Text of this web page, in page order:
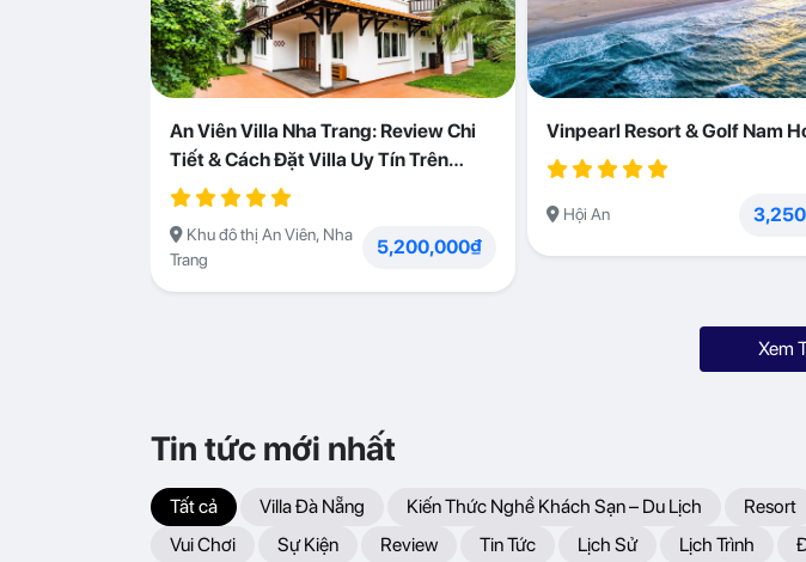
An Viên Villa Nha Trang: Review Chi
Tiết & Cách Đặt Villa Uy Tín Trên
Abogo
Khu đô thị An Viên, Nha
Trang
5,200,000₫
Vinpearl Resort & Golf Nam
Hội An
Xem
Tin tức mới nhất
Tất cả Villa Đà Nẵng Kiến Thức Nghề Khách Sạn – Du Lịch Resort
Vui Chơi
Sự Kiện Review Tin Tức Lịch Sử Lịch Trình